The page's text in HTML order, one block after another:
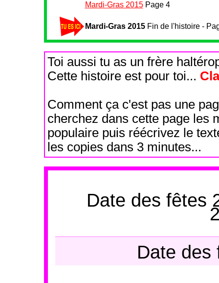
Mardi-Gras 2015Page 4
Mardi-Gras 2015Fin de l'histoire -
Toi aussi tu as un frère
Cette histoire est pour toi...
Comment ça c'est pas une
cherchez dans cette page les
populaire puis réécrivez le
les copies dans 3 minutes...
Date des fêtes
Date des